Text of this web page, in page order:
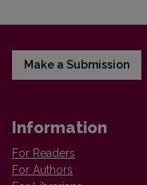
Make a Submission
Information
For Readers
For Authors